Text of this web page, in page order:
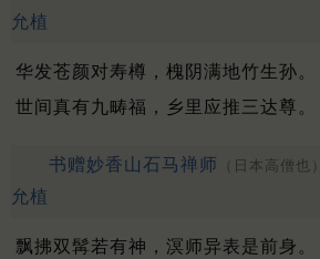
允植
华发苍颜对寿樽，槐阴满地竹生孙。
世间真有九畴福，乡里应推三达尊。
书赠妙香山石马禅师 （日本高僧也）
允植
飘拂双髯若有神，溟师异表是前身。